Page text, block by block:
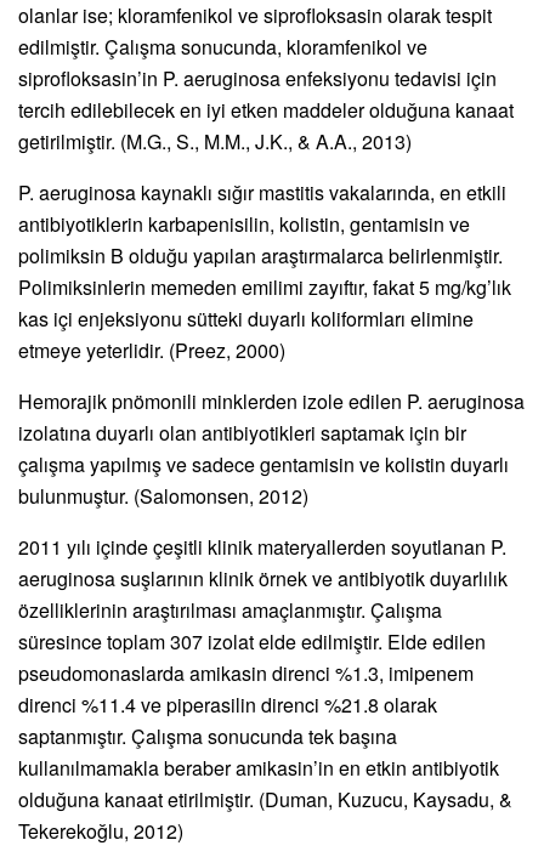
olanlar ise; kloramfenikol ve siprofloksasin olarak tespit
edilmiştir. Çalışma sonucunda, kloramfenikol ve
siprofloksasin’in P. aeruginosa enfeksiyonu tedavisi için
tercih edilebilecek en iyi etken maddeler olduğuna kanaat
getirilmiştir. (M.G., S., M.M., J.K., & A.A., 2013)
P. aeruginosa kaynaklı sığır mastitis vakalarında, en etkili
antibiyotiklerin karbapenisilin, kolistin, gentamisin ve
polimiksin B olduğu yapılan araştırmalarca belirlenmiştir.
Polimiksinlerin memeden emilimi zayıftır, fakat 5 mg/kg’lık
kas içi enjeksiyonu sütteki duyarlı koliformları elimine
etmeye yeterlidir. (Preez, 2000)
Hemorajik pnömonili minklerden izole edilen P. aeruginosa
izolatına duyarlı olan antibiyotikleri saptamak için bir
çalışma yapılmış ve sadece gentamisin ve kolistin duyarlı
bulunmuştur. (Salomonsen, 2012)
2011 yılı içinde çeşitli klinik materyallerden soyutlanan P.
aeruginosa suşlarının klinik örnek ve antibiyotik duyarlılık
özelliklerinin araştırılması amaçlanmıştır. Çalışma
süresince toplam 307 izolat elde edilmiştir. Elde edilen
pseudomonaslarda amikasin direnci %1.3, imipenem
direnci %11.4 ve piperasilin direnci %21.8 olarak
saptanmıştır. Çalışma sonucunda tek başına
kullanılmamakla beraber amikasin’in en etkin antibiyotik
olduğuna kanaat etirilmiştir. (Duman, Kuzucu, Kaysadu, &
Tekerekoğlu, 2012)